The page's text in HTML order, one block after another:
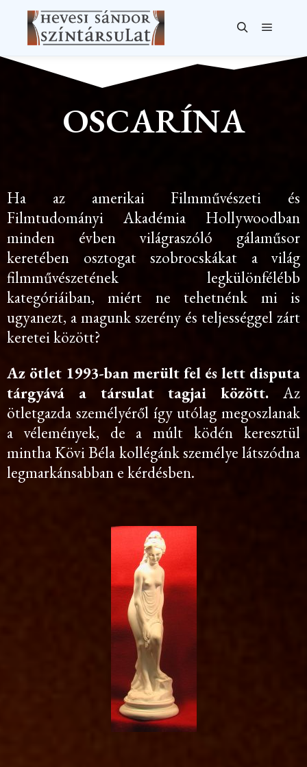
OSCARÍNA
Ha az amerikai Filmművészeti és
Filmtudományi Akadémia Hollywoodban
minden évben világraszóló gálaműsor
keretében osztogat szobrocskákat a világ
filmművészetének legkülönfélébb
kategóriáiban, miért ne tehetnénk mi is
ugyanezt, a magunk szerény és teljességgel zárt
keretei között?
Az ötlet 1993-ban merült fel és lett disputa
tárgyává a társulat tagjai között. Az
ötletgazda személyéről így utólag megoszlanak
a vélemények, de a múlt ködén keresztül
mintha Kövi Béla kollégánk személye látszódna
legmarkánsabban e kérdésben.